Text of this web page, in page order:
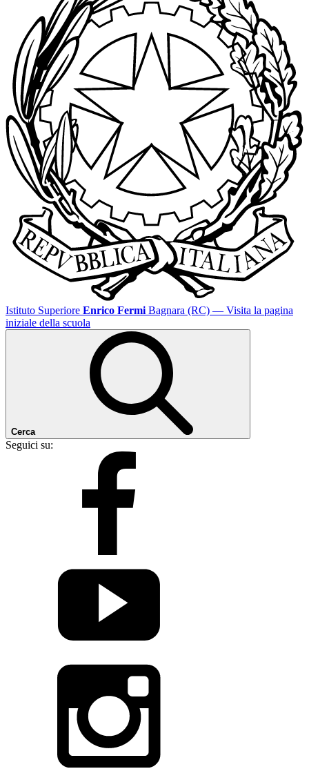
Istituto Superiore Enrico Fermi Bagnara (RC) — Visita la pagina
iniziale della scuola
Cerca
Seguici su: